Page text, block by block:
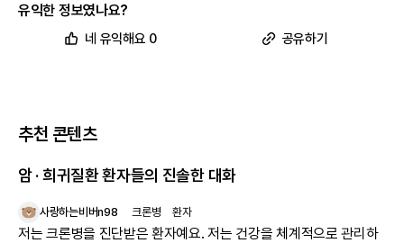
유익한 정보였나요?
네 유익해요 0 공유하기
추천 콘텐츠
암 · 희귀질환 환자들의 진솔한 대화
사랑하는비버n98 크론병 환자
저는 크론병을 진단받은 환자예요. 저는 건강을 체계적으로 관리하